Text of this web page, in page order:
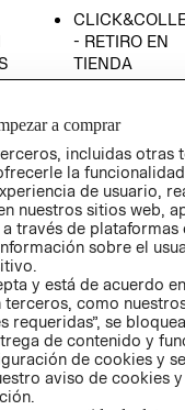
- RETIRO EN
TIENDA
AVISO DE
PRIVACIDAD
GIFT CARD
AVISO DE
COOKIES
a comprar
incluidas otras
la
de usuario,
nuestros sitios web,
través de plataformas
sobre el
y está de acuerdo
como
se
de contenido y
de cookies y
aviso de cookies